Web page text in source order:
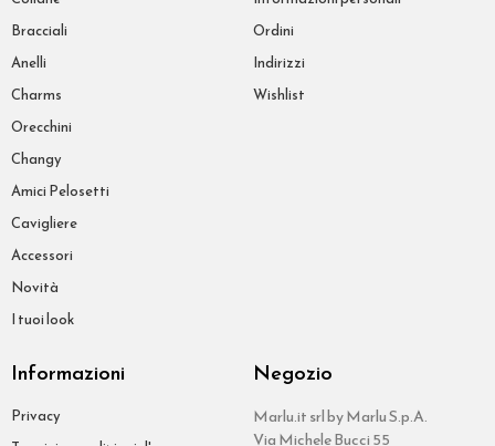
Bracciali
Anelli
Charms
Orecchini
Changy
Amici Pelosetti
Cavigliere
Accessori
Novità
I tuoi look
Ordini
Indirizzi
Wishlist
Informazioni
Privacy
Negozio
Marlu.it srl by Marlu S.p.A.
Via Michele Bucci 55